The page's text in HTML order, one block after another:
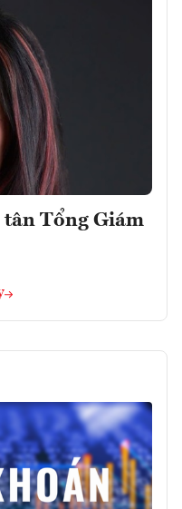
tân Tổng Giám